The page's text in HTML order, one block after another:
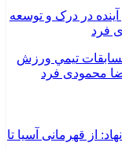
در درک و توسعه
فرد
تیمي ورزش
محمودی فرد